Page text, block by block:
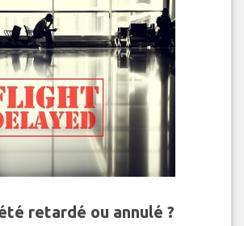
retardé ou annulé ?